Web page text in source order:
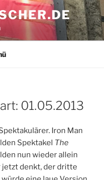
01.05.2013
Iron Man
Spektakel The
nun wieder allein
jetzt denkt, der dritte